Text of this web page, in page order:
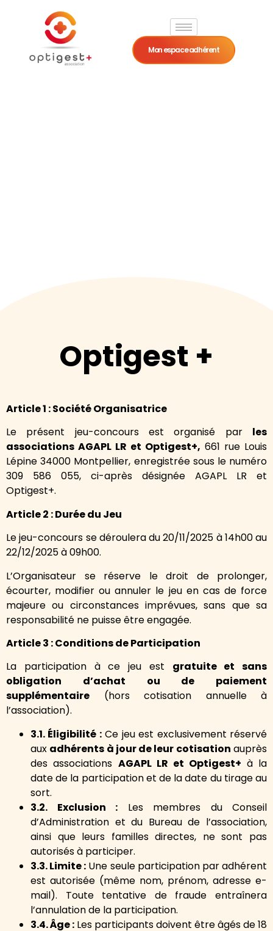
Mon espace adhérent
Optigest +
Article 1 : Société Organisatrice
Le présent jeu-concours est organisé par les
associations AGAPL LR et Optigest+, 661 rue Louis
Lépine 34000 Montpellier, enregistrée sous le numéro
309 586 055, ci-après désignée AGAPL LR et
Optigest+.
Article 2 : Durée du Jeu
Le jeu-concours se déroulera du 20/11/2025 à 14h00 au
22/12/2025 à 09h00.
L’Organisateur se réserve le droit de prolonger,
écourter, modifier ou annuler le jeu en cas de force
majeure ou circonstances imprévues, sans que sa
responsabilité ne puisse être engagée.
Article 3 : Conditions de Participation
La participation à ce jeu est gratuite et sans
obligation d’achat ou de paiement
supplémentaire (hors cotisation annuelle à
l’association).
3.1. Éligibilité :Ce jeu est exclusivement réservé
aux adhérents à jour de leur cotisation auprès
des associations AGAPL LR et Optigest+ à la
date de la participation et de la date du tirage au
sort.
3.2. Exclusion : Les membres du Conseil
d’Administration et du Bureau de l’association,
ainsi que leurs familles directes, ne sont pas
autorisés à participer.
3.3. Limite : Une seule participation par adhérent
est autorisée (même nom, prénom, adresse e-
mail). Toute tentative de fraude entraînera
l’annulation de la participation.
3.4. Âge : Les participants doivent être âgés de 18